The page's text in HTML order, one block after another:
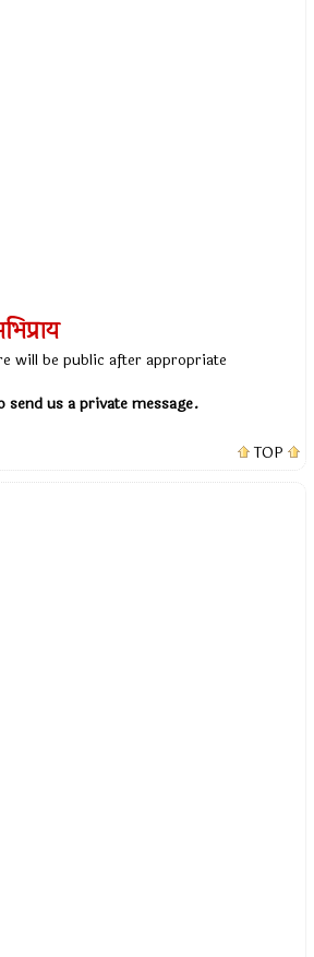
will be public after appropriate
send us a private message.
TOP